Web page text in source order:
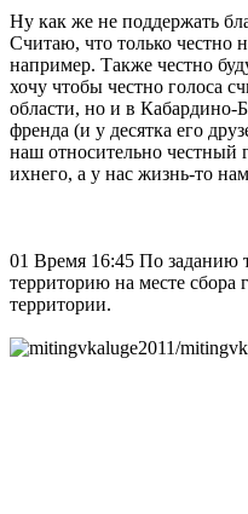
Ну как же не поддержать
Считаю, что только честно
например. Также честно
хочу чтобы честно голоса
области, но и в Кабардино-
френда (и у десятка его
наш относительно честный
ихнего, а у нас жизнь-то
01 Время 16:45 По заданию
территорию на месте
территории.